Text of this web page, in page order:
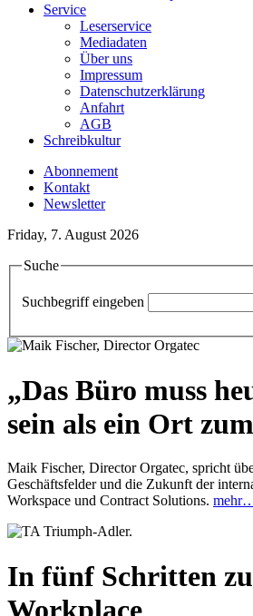
Service
Leserservice
Mediadaten
Über uns
Impressum
Datenschutzerklärung
Anfahrt
AGB
Schreibkultur
Abonnement
Kontakt
Newsletter
Friday, 7. August 2026
Suche
Suchbegriff eingeben
„Das Büro muss
sein als ein Ort
Maik Fischer, Director Orgatec, spricht
Geschäftsfelder und die Zukunft der
Workspace und Contract Solutions.
In fünf Schritten
Workplace